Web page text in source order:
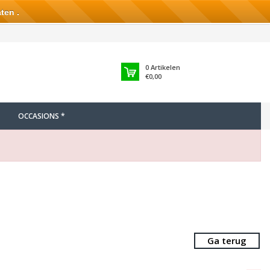
0Artikelen
€0,00
OCCASIONS *
Ga terug
.